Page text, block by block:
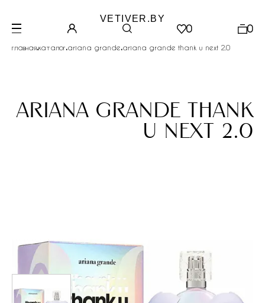
VETIVER.BY
0 0
главная.каталог.ariana grande.ariana grande thank u next 2.0
ariana grande thank
u next 2.0